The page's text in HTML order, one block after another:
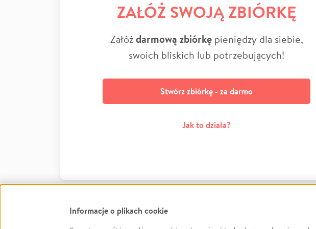
ZAŁÓŻ SWOJĄ ZBIÓRKĘ
Załóżdarmową zbiórkępieniędzy dla siebie,
swoich bliskich lub potrzebujących!
Stwórz zbiórkę - za darmo
Jak to działa?
Informacje o plikach cookie